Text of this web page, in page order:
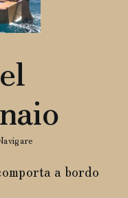
a bordo